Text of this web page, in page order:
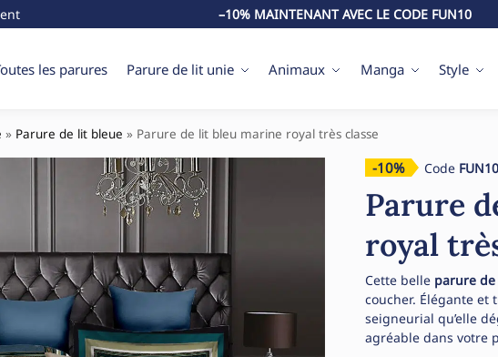
–10% MAINTENANT AVEC LE CODE FUN10
les parures Parure de lit unie Animaux Manga Style
» Parure de lit bleue » Parure de lit bleu marine royal très classe
-10% Code FUN10
Parure
royal
Cette belle parure
coucher. Élégante et
seigneurial qu’elle
agréable dans votre